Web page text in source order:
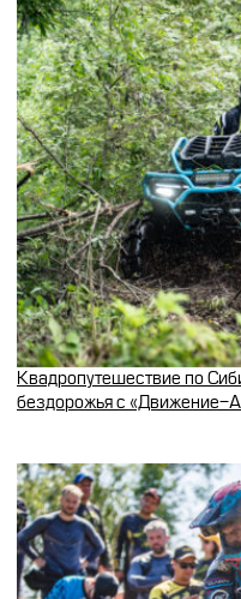
Квадропутешествие по
бездорожья с «Движение-